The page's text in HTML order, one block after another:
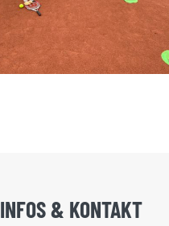
2023
INFOS & KONTAKT